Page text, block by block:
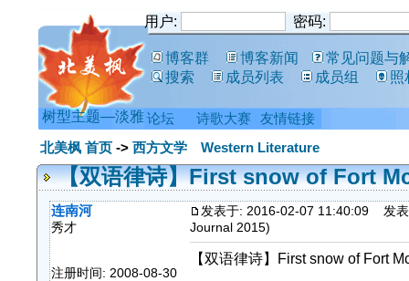
用户: 密码:
博客群 博客新闻
常见问题与
搜索
成员列表 成员组 照
树型主题—淡雅
北美枫 首页 -> 西方文学 Western Literature
【双语律诗】First snow of Fort
连南河
秀才
注册时间: 2008-08-30
发表于: 2016-02-07 11:40:09
发表
Journal 2015)
【双语律诗】First snow of Fort
论坛 诗歌大赛 友情链接